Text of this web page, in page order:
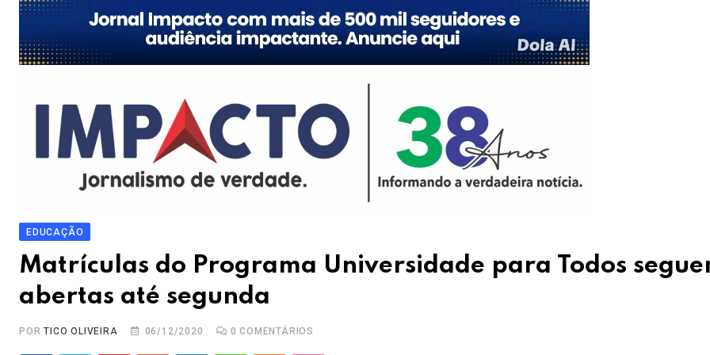
EDUCAÇÃO
Matrículas do Programa Universidade para Todos
abertas até segunda
PORTICO OLIVEIRA 06/12/2020 0 COMENTÁRIOS